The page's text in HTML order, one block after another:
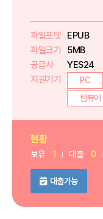
파일포맷
EPUB
파일크기
5MB
공급사
YES24
지원기기
PC
웹뷰어
현황
보유 1 대출 0
대출가능